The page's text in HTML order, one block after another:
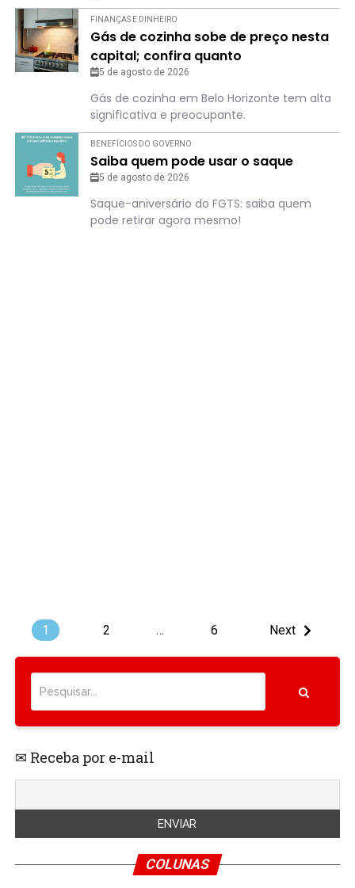
FINANÇAS E DINHEIRO
Gás de cozinha sobe de preço nesta
capital; confira quanto
5 de agosto de 2026
Gás de cozinha em Belo Horizonte tem alta
significativa e preocupante.
BENEFÍCIOS DO GOVERNO
Saiba quem pode usar o saque
5 de agosto de 2026
Saque-aniversário do FGTS: saiba quem
pode retirar agora mesmo!
1 2 … 6 Next
✉ Receba por e-mail
COLUNAS